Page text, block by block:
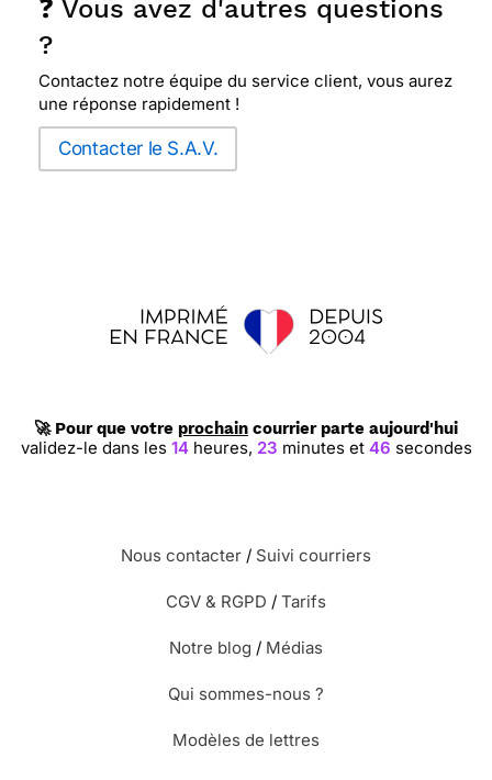
❓ Vous avez d'autres questions
?
Contactez notre équipe du service client, vous aurez
une réponse rapidement !
Contacter le S.A.V.
🚀 Pour que votre prochain courrier parte aujourd'hui
validez-le dans les 14 heures, 23 minutes et 45 secondes
Nous contacter / Suivi courriers
CGV & RGPD / Tarifs
Notre blog / Médias
Qui sommes-nous ?
Modèles de lettres